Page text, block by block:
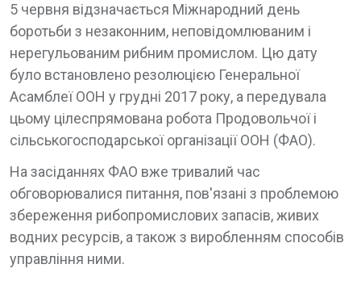
5 червня відзначається Міжнародний день
боротьби з незаконним, неповідомлюваним і
нерегульованим рибним промислом. Цю дату
було встановлено резолюцією Генеральної
Асамблеї ООН у грудні 2017 року, а передувала
цьому цілеспрямована робота Продовольчої і
сільськогосподарської організації ООН (ФАО).
На засіданнях ФАО вже тривалий час
обговорювалися питання, пов'язані з проблемою
збереження рибопромислових запасів, живих
водних ресурсів, а також з виробленням способів
управління ними.